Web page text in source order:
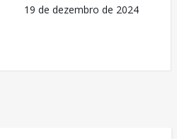
19 de dezembro de 2024